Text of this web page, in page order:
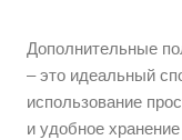
Дополнительные
– это идеальный
использование
и удобное